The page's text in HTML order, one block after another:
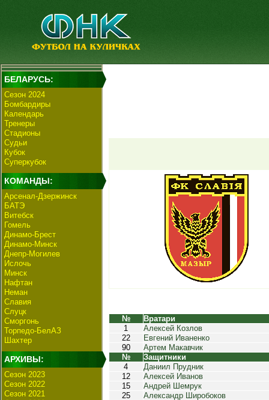
БЕЛАРУСЬ:
Сезон 2024
Бомбардиры
Календарь
Тренеры
Стадионы
Судьи
Кубок
Суперкубок
КОМАНДЫ:
Арсенал-Дзержинск
БАТЭ
Витебск
Гомель
Динамо-Брест
Динамо-Минск
Днепр-Могилев
Ислочь
Минск
Нафтан
Неман
Славия
Слуцк
Сморгонь
Торпедо-БелАЗ
Шахтер
АРХИВЫ:
Сезон 2023
Сезон 2022
Сезон 2021
№
Вратари
1
Алексей Козлов
22
Евгений Иваненко
90
Артем Макавчик
№
Защитники
4
Даниил Прудник
12
Алексей Иванов
15
Андрей Шемрук
25
Александр Широбоков